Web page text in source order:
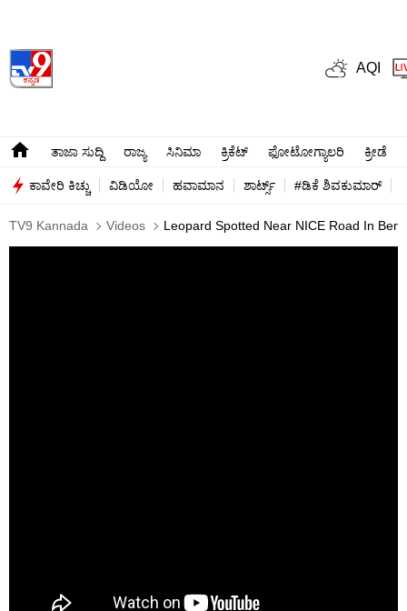
AQI
ತಾಜಾ ಸುದ್ದಿ ರಾಜ್ಯ ಸಿನಿಮಾ ಕ್ರಿಕೆಟ್​ ಫೋಟೋಗ್ಯಾಲರಿ ಕ್ರೀಡೆ
ಕಾವೇರಿ ಕಿಚ್ಚು ವಿಡಿಯೋ ಹವಾಮಾನ ಶಾರ್ಟ್ಸ್​ #ಡಿಕೆ ಶಿವಕುಮಾರ್​
TV9 Kannada Videos Leopard Spotted Near NICE Road In